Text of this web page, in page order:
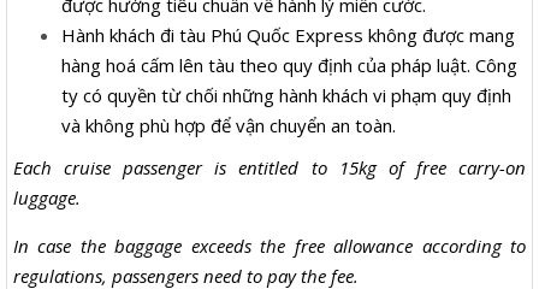
Hành khách đi tàu Phú Quốc Express không được mang
hàng hoá cấm lên tàu theo quy định của pháp luật. Công
ty có quyền từ chối những hành khách vi phạm quy định
và không phù hợp để vận chuyển an toàn.
Each cruise passenger is entitled to 15kg of free carry-on
luggage.
In case the baggage exceeds the free allowance according to
regulations, passengers need to pay the fee.